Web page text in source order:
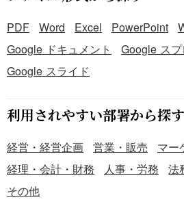
PDF Word Excel PowerPoint
Google ドキュメント
Google ス
Google スライド
利用されやすい部署から探す
経営・経営企画 営業・販売
マー
経理・会計・財務
人事・労務 法
その他